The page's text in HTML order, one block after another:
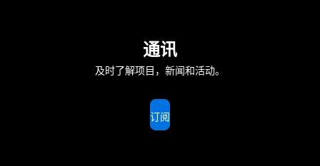
通讯
及时了解项目，新闻和活动。
订阅